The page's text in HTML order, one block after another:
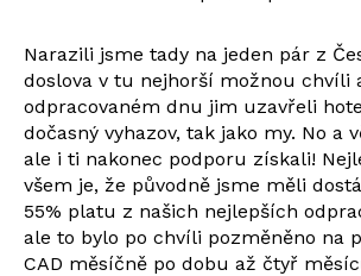
Narazili jsme tady na jeden pár z
doslova v tu nejhorší možnou chvíli
odpracovaném dnu jim uzavřeli
dočasný vyhazov, tak jako my. No a
ale i ti nakonec podporu získali!
všem je, že původně jsme měli
55% platu z našich nejlepších
ale to bylo po chvíli pozměněno na
CAD měsíčně po dobu až čtyř